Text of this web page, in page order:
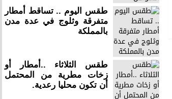
طقس اليوم .. تساقط أمطار
متفرقة وثلوج في عدة مدن
بالمملكة
طقس الثلاثاء ..أمطار أو
زخات مطرية من المحتمل
أن تكون محليا رعدية.